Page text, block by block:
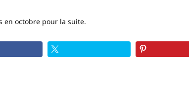
en octobre pour la suite.